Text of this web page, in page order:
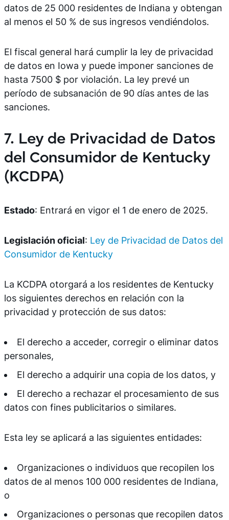
datos de 25 000 residentes de Indiana y obtengan
al menos el 50 % de sus ingresos vendiéndolos.
El fiscal general hará cumplir la ley de privacidad
de datos en Iowa y puede imponer sanciones de
hasta 7500 $ por violación. La ley prevé un
período de subsanación de 90 días antes de las
sanciones.
7. Ley de Privacidad de Datos
del Consumidor de Kentucky
(KCDPA)
Estado: Entrará en vigor el 1 de enero de 2025.
Legislación oficial: Ley de Privacidad de Datos del
Consumidor de Kentucky
La KCDPA otorgará a los residentes de Kentucky
los siguientes derechos en relación con la
privacidad y protección de sus datos:
El derecho a acceder, corregir o eliminar datos
personales,
El derecho a adquirir una copia de los datos, y
El derecho a rechazar el procesamiento de sus
datos con fines publicitarios o similares.
Esta ley se aplicará a las siguientes entidades:
Organizaciones o individuos que recopilen los
datos de al menos 100 000 residentes de Indiana,
o
Organizaciones o personas que recopilen datos